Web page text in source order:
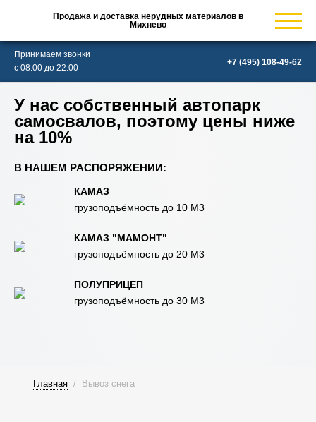
Продажа и доставка нерудных материалов в
Михнево
Принимаем звонки
с 08:00 до 22:00
В НАШЕМ РАСПОРЯЖЕНИИ:
КАМАЗ
грузоподъёмность до 10 М3
КАМАЗ "МАМОНТ"
грузоподъёмность до 20 М3
ПОЛУПРИЦЕП
грузоподъёмность до 30 М3
У нас собственный автопарк
самосвалов, поэтому цены ниже
на 10%
Главная / Вывоз снега